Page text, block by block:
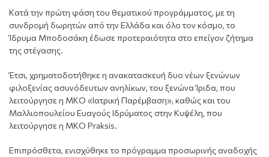
Κατά την πρώτη φάση του θεματικού προγράμματος, με τη
συνδρομή δωρητών από την Ελλάδα και όλο τον κόσμο, το
Ίδρυμα Μποδοσάκη έδωσε προτεραιότητα στο επείγον ζήτημα
της στέγασης.
Έτσι, χρηματοδοτήθηκε η ανακατασκευή δυο νέων ξενώνων
φιλοξενίας ασυνόδευτων ανηλίκων, του ξενώνα Ίριδα, που
λειτούργησε η ΜΚΟ «Ιατρική Παρέμβαση», καθώς και του
Μαλλιοπουλείου Ευαγούς Ιδρύματος στην Κυψέλη, που
λειτούργησε η ΜΚΟ Praksis.
Επιπρόσθετα, ενισχύθηκε το πρόγραμμα προσωρινής αναδοχής